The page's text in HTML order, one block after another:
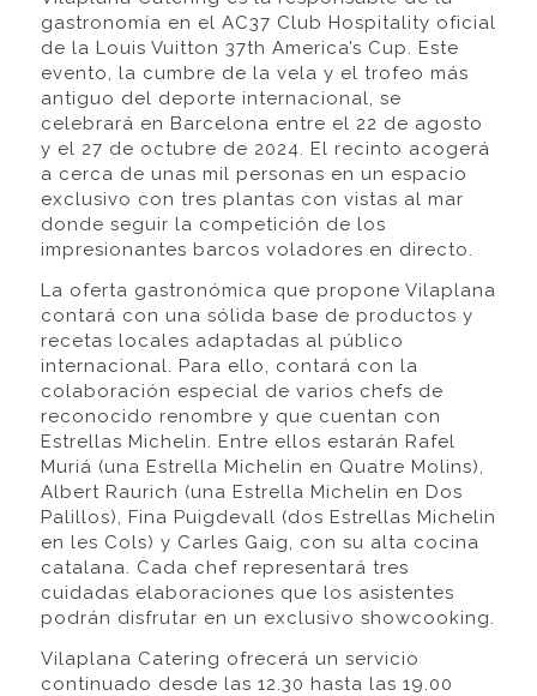
gastronomía en el AC37 Club Hospitality oficial
de la Louis Vuitton 37th America’s Cup. Este
evento, la cumbre de la vela y el trofeo más
antiguo del deporte internacional, se
celebrará en Barcelona entre el 22 de agosto
y el 27 de octubre de 2024. El recinto acogerá
a cerca de unas mil personas en un espacio
exclusivo con tres plantas con vistas al mar
donde seguir la competición de los
impresionantes barcos voladores en directo.
La oferta gastronómica que propone Vilaplana
contará con una sólida base de productos y
recetas locales adaptadas al público
internacional. Para ello, contará con la
colaboración especial de varios chefs de
reconocido renombre y que cuentan con
Estrellas Michelin. Entre ellos estarán Rafel
Muriá (una Estrella Michelin en Quatre Molins),
Albert Raurich (una Estrella Michelin en Dos
Palillos), Fina Puigdevall (dos Estrellas Michelin
en les Cols) y Carles Gaig, con su alta cocina
catalana. Cada chef representará tres
cuidadas elaboraciones que los asistentes
podrán disfrutar en un exclusivo showcooking.
Vilaplana Catering ofrecerá un servicio
continuado desde las 12.30 hasta las 19.00